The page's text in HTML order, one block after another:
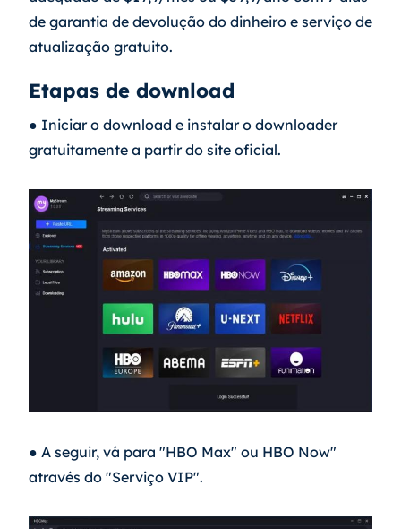
de garantia de devolução do dinheiro e serviço de
atualização gratuito.
Etapas de download
● Iniciar o download e instalar o downloader
gratuitamente a partir do site oficial.
● A seguir, vá para "HBO Max" ou HBO Now"
através do "Serviço VIP".